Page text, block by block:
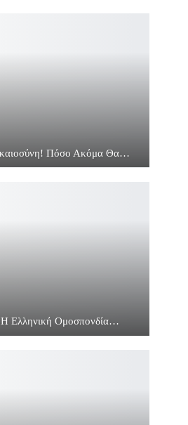
Πόσο Ακόμα Θα…
Ελληνική Ομοσπονδία…